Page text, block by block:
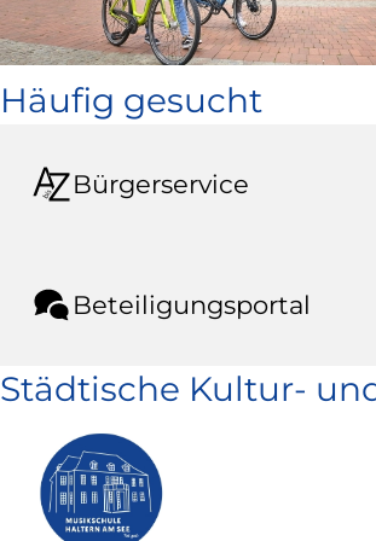
Häufig gesucht
Bürgerservice
Beteiligungsportal
Städtische Kultur-